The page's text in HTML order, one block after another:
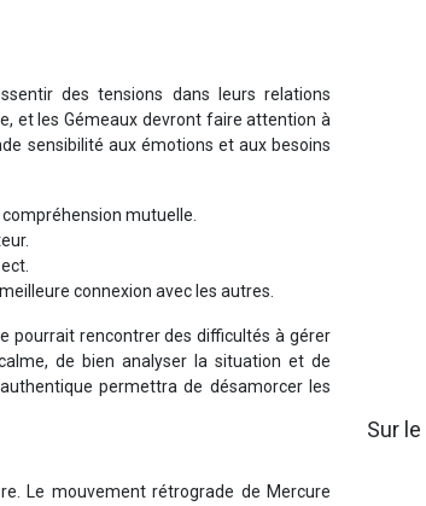
des tensions dans leurs relations
et les Gémeaux devront faire attention à
sensibilité aux émotions et aux besoins
mutuelle.
connexion avec les autres.
pourrait rencontrer des difficultés à gérer
de bien analyser la situation et de
permettra de désamorcer les
Le mouvement rétrograde de Mercure
Sur